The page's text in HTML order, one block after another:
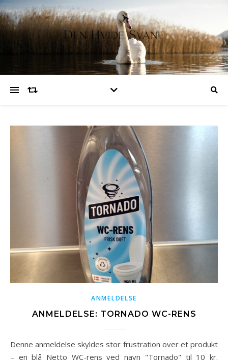
ANMELDELSE
ANMELDELSE: TORNADO WC-RENS
Denne anmeldelse skyldes stor frustration over et produkt
– en blå Netto WC-rens ved navn "Tornado" til 10 kr.